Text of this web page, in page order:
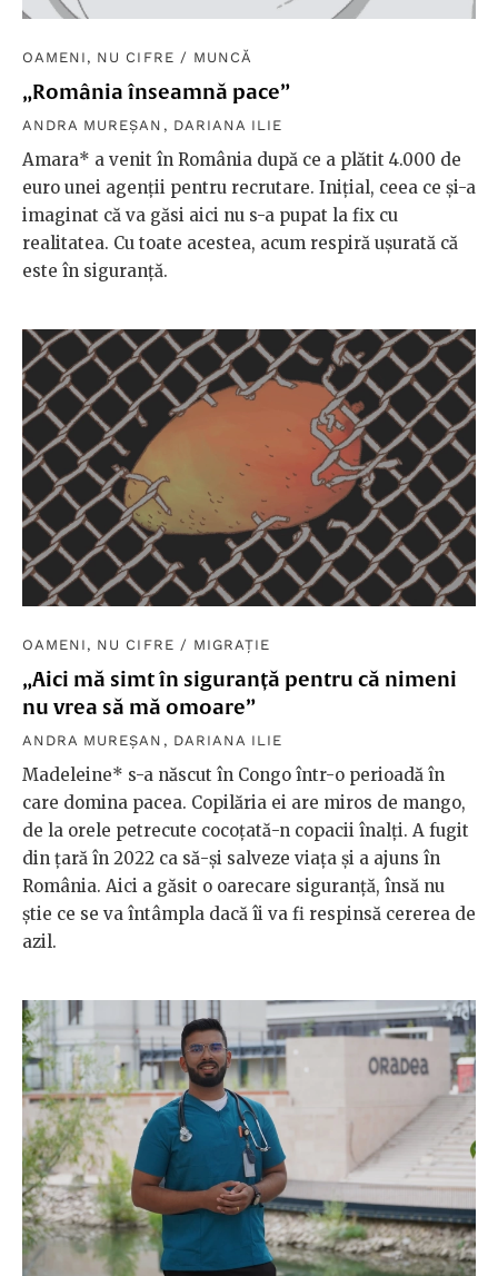
OAMENI, NU CIFRE / MUNCĂ
„România înseamnă pace”
ANDRA MUREȘAN , DARIANA ILIE
Amara* a venit în România după ce a plătit 4.000 de
euro unei agenții pentru recrutare. Inițial, ceea ce și-a
imaginat că va găsi aici nu s-a pupat la fix cu
realitatea. Cu toate acestea, acum respiră ușurată că
este în siguranță.
OAMENI, NU CIFRE / MIGRAȚIE
„Aici mă simt în siguranță pentru că nimeni
nu vrea să mă omoare”
ANDRA MUREȘAN , DARIANA ILIE
Madeleine* s-a născut în Congo într-o perioadă în
care domina pacea. Copilăria ei are miros de mango,
de la orele petrecute cocoțată-n copacii înalți. A fugit
din țară în 2022 ca să-și salveze viața și a ajuns în
România. Aici a găsit o oarecare siguranță, însă nu
știe ce se va întâmpla dacă îi va fi respinsă cererea de
azil.